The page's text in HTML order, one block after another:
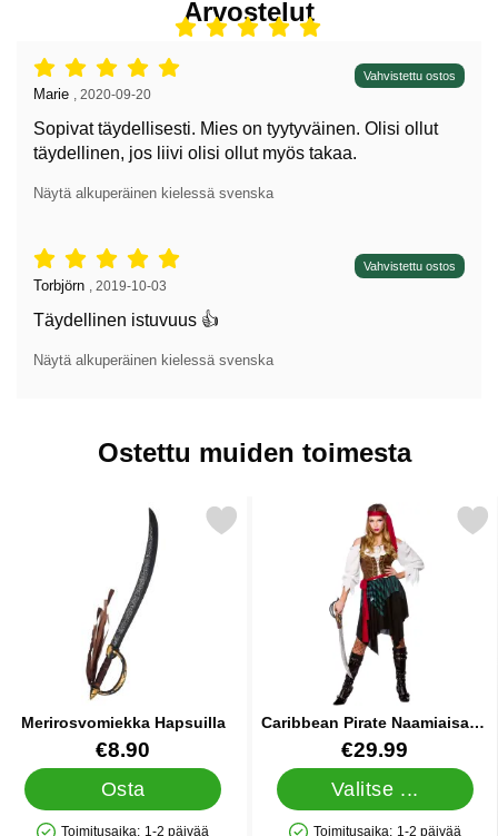
Arvostelut
Arvostelu: 5 tähdet / 5, Vahvistettu ostos
Arvostelun kirjoittaja:
Marie 2020-09-20
Sopivat täydellisesti. Mies on tyytyväinen. Olisi ollut
täydellinen, jos liivi olisi ollut myös takaa.
Näytä alkuperäinen kielessä svenska
Arvostelu: 5 tähdet / 5, Vahvistettu ostos
Arvostelun kirjoittaja:
Torbjörn 2019-10-03
Täydellinen istuvuus 👍
Näytä alkuperäinen kielessä svenska
Ostettu muiden toimesta
Merirosvomiekka Hapsuilla
Tuote.nro 22865
€8.90
Osta
Toimitusaika: 1-2 päivää
Merkitse merirosvomiekka Hapsuilla suosikiksi
Caribbean Pirate Naamiaisasu
X-Large
Tuote.nro 17153
€29.99
Valitse ...
Toimitusaika: 1-2 päivää
Merkitse caribbean Pirate